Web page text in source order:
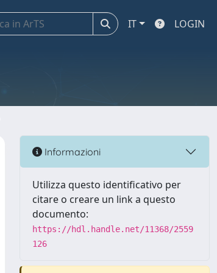
IT LOGIN
Informazioni
Utilizza questo identificativo per
citare o creare un link a questo
documento:
https://hdl.handle.net/11368/2559
126